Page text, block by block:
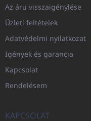
Az áru visszaigénylése
Üzleti feltételek
Adatvédelmi nyilatkozat
Igények és garancia
Kapcsolat
Rendelésem
KAPCSOLAT